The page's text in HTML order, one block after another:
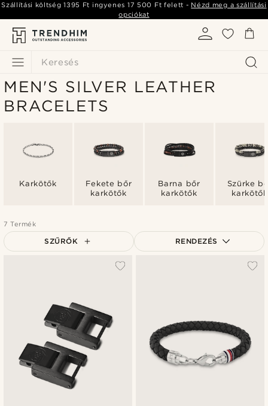
Keresés
Szállítási költség1395 Ft ingyenes 17 500 Ft felett - Nézd meg a szállítási
opciókat
MEN'S SILVER LEATHER
BRACELETS
Karkötők
Fekete bőr
karkötők
Barna bőr
karkötők
Szürke
karkötők
7 Termék
SZŰRŐK RENDEZÉS